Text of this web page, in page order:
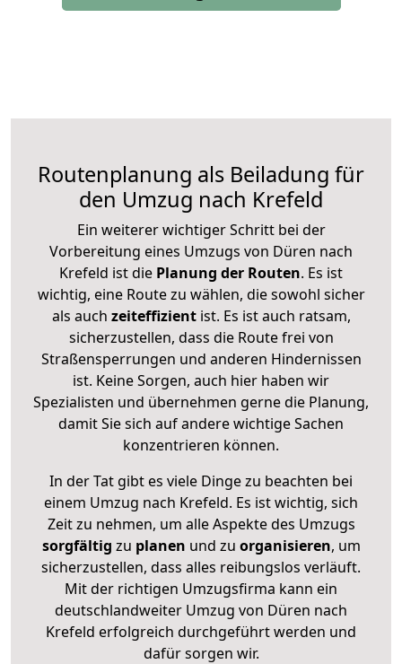
Routenplanung als Beiladung für
den Umzug nach Krefeld
Ein weiterer wichtiger Schritt bei der
Vorbereitung eines Umzugs von Düren nach
Krefeld ist die Planung der Routen. Es ist
wichtig, eine Route zu wählen, die sowohl sicher
als auch zeiteffizientist. Es ist auch ratsam,
sicherzustellen, dass die Route frei von
Straßensperrungen und anderen Hindernissen
ist. Keine Sorgen, auch hier haben wir
Spezialisten und übernehmen gerne die Planung,
damit Sie sich auf andere wichtige Sachen
konzentrieren können.
In der Tat gibt es viele Dinge zu beachten bei
einem Umzug nach Krefeld. Es ist wichtig, sich
Zeit zu nehmen, um alle Aspekte des Umzugs
sorgfältig zu planen und zu organisieren, um
sicherzustellen, dass alles reibungslos verläuft.
Mit der richtigen Umzugsfirma kann ein
deutschlandweiter Umzug von Düren nach
Krefeld erfolgreich durchgeführt werden und
dafür sorgen wir.